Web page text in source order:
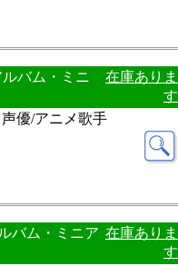
バム・ミニ
在庫ありま
す
優/アニメ歌手
バム・ミニア 在庫ありま
す